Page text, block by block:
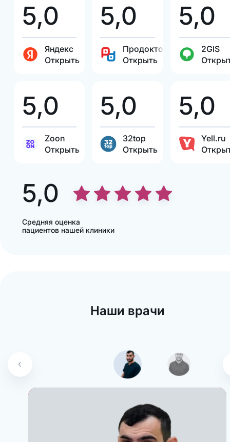
5,0
Яндекс
Открыть
5,0
Продокторов
Открыть
5,0
2GIS
5,0
Zoon
Открыть
5,0
32top
Открыть
5,0
Yell.ru
5,0
Средняя оценка
пациентов нашей клиники
Наши врачи